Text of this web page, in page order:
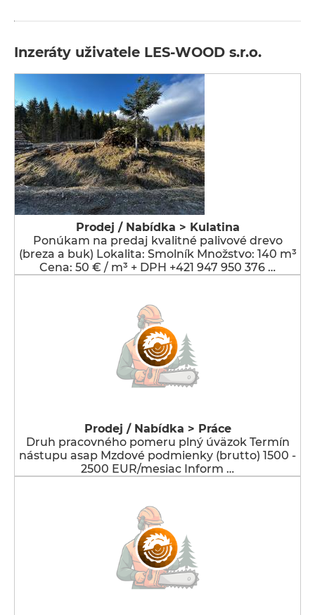
Inzeráty uživatele LES-WOOD s.r.o.
Prodej / Nabídka > Kulatina
Ponúkam na predaj kvalitné palivové drevo
(breza a buk) Lokalita: Smolník Množstvo: 140 m³
Cena: 50 € / m³ + DPH +421 947 950 376 …
Prodej / Nabídka > Práce
Druh pracovného pomeru plný úväzok Termín
nástupu asap Mzdové podmienky (brutto) 1500 -
2500 EUR/mesiac Inform …